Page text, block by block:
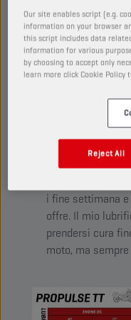
Creato per i piloti
attrezzature,
spingere la moto al
"Per me la moto
i fine settimana
offre. Il mio
prendersi cura
moto, ma
Our site enables script (e.g.
information on your browser
this script includes data
information for various
by choosing to accept only
learn more click Cookie Policy
Reject All